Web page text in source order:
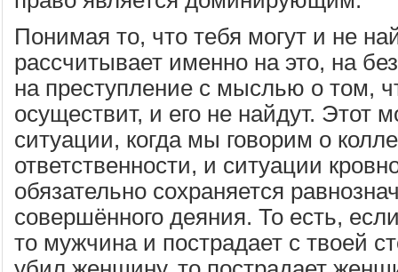
Понимая то, что тебя могут и не
рассчитывает именно на это, на
на преступление с мыслью о том,
осуществит, и его не найдут. Этот
ситуации, когда мы говорим о
ответственности, и ситуации
обязательно сохраняется
совершённого деяния. То есть,
то мужчина и пострадает с твоей